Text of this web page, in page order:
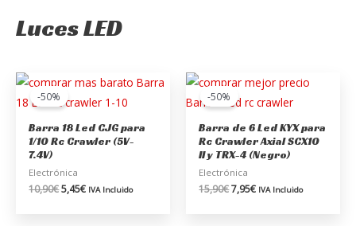
Luces LED
-50%
Barra 18 Led CJG para
1/10 Rc Crawler (5V-
7.4V)
Electrónica
10,90€
El
precio
original
10,90€.
5,45€
El
precio
actual
5,45€.
IVA Incluido
-50%
Barra de 6 Led KYX para
Rc Crawler Axial SCX10
II y TRX-4 (Negro)
Electrónica
15,90€
El
precio
original
15,90€.
7,95€
El
precio
actual
7,95€.
IVA Incluido